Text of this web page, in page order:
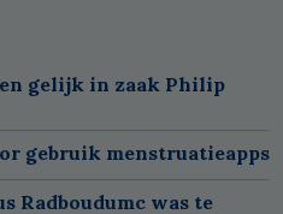
gelijk in zaak Philip
gebruik menstruatieapps
Radboudumc was te